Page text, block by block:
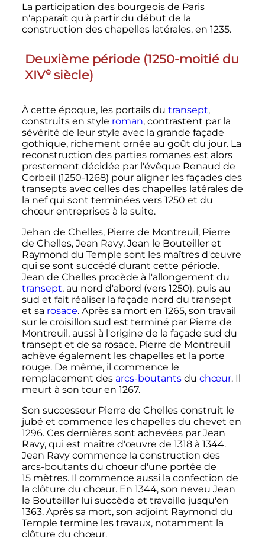
La participation des bourgeois de Paris
n'apparaît qu'à partir du début de la
construction des chapelles latérales, en 1235.
Deuxième période (1250-moitié du
XIVe siècle)
À cette époque, les portails du transept,
construits en style roman, contrastent par la
sévérité de leur style avec la grande façade
gothique, richement ornée au goût du jour. La
reconstruction des parties romanes est alors
prestement décidée par l'évêque Renaud de
Corbeil (1250-1268) pour aligner les façades des
transepts avec celles des chapelles latérales de
la nef qui sont terminées vers 1250 et du
chœur entreprises à la suite.
Jehan de Chelles, Pierre de Montreuil, Pierre
de Chelles, Jean Ravy, Jean le Bouteiller et
Raymond du Temple sont les maîtres d'œuvre
qui se sont succédé durant cette période.
Jean de Chelles procède à l'allongement du
transept, au nord d'abord (vers 1250), puis au
sud et fait réaliser la façade nord du transept
et sa rosace. Après sa mort en 1265, son travail
sur le croisillon sud est terminé par Pierre de
Montreuil, aussi à l'origine de la façade sud du
transept et de sa rosace. Pierre de Montreuil
achève également les chapelles et la porte
rouge. De même, il commence le
remplacement des arcs-boutantsdu chœur. Il
meurt à son tour en 1267.
Son successeur Pierre de Chelles construit le
jubé et commence les chapelles du chevet en
1296. Ces dernières sont achevées par Jean
Ravy, qui est maître d'œuvre de 1318 à 1344.
Jean Ravy commence la construction des
arcs-boutants du chœur d'une portée de
15 mètres. Il commence aussi la confection de
la clôture du chœur. En 1344, son neveu Jean
le Bouteiller lui succède et travaille jusqu'en
1363. Après sa mort, son adjoint Raymond du
Temple termine les travaux, notamment la
clôture du chœur.